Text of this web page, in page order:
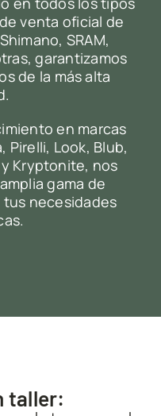
venta oficial de
SRAM,
garantizamos
de la más alta
en marcas
Pirelli, Look, Blub,
Kryptonite, nos
gama de
necesidades
taller: